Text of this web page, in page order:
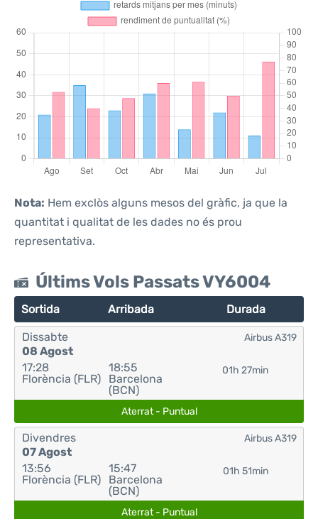
Nota: Hem exclòs alguns mesos del gràfic, ja que la
quantitat i qualitat de les dades no és prou
representativa.
Últims Vols Passats VY6004
Sortida Arribada Durada
Dissabte
08 Agost
17:28
Florència (FLR)
18:55
Barcelona
(BCN)
01h 27min
Airbus A319
Aterrat - Puntual
Divendres
07 Agost
13:56
Florència (FLR)
15:47
Barcelona
(BCN)
01h 51min
Airbus A319
Aterrat - Puntual